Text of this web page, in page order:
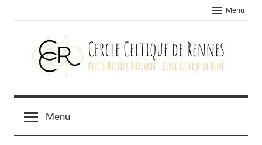
Menu
Cercle
celtique
Menu